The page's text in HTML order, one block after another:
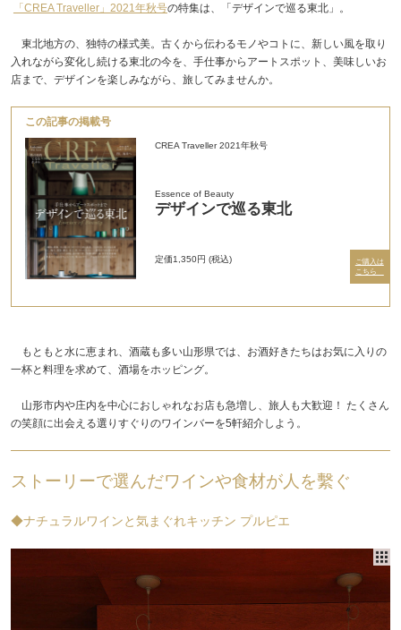
「CREA Traveller」2021年秋号の特集は、「デザインで巡る東北」。
東北地方の、独特の様式美。古くから伝わるモノやコトに、新しい風を取り
入れながら変化し続ける東北の今を、手仕事からアートスポット、美味しいお
店まで、デザインを楽しみながら、旅してみませんか。
この記事の掲載号
CREA Traveller 2021年秋号
Essence of Beauty
デザインで巡る東北
定価1,350円 (税込)
ご購入は
こちら
もともと水に恵まれ、酒蔵も多い山形県では、お酒好きたちはお気に入りの
一杯と料理を求めて、酒場をホッピング。
山形市内や庄内を中心におしゃれなお店も急増し、旅人も大歓迎！ たくさん
の笑顔に出会える選りすぐりのワインバーを5軒紹介しよう。
ストーリーで選んだワインや食材が人を繫ぐ
◆ナチュラルワインと気まぐれキッチン プルピエ